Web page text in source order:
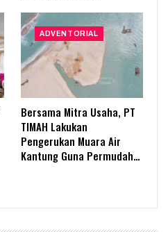
ADVENTORIAL
Bersama Mitra Usaha, PT
TIMAH Lakukan
Pengerukan Muara Air
Kantung Guna Permudah…